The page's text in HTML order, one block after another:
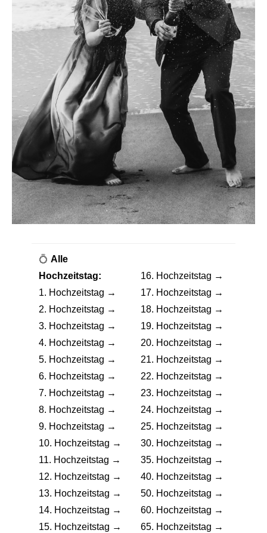
💍 Alle
Hochzeitstag:
1. Hochzeitstag →
2. Hochzeitstag →
3. Hochzeitstag →
4. Hochzeitstag →
5. Hochzeitstag →
6. Hochzeitstag →
7. Hochzeitstag →
8. Hochzeitstag →
9. Hochzeitstag →
10. Hochzeitstag →
11. Hochzeitstag →
12. Hochzeitstag →
13. Hochzeitstag →
14. Hochzeitstag →
15. Hochzeitstag →
16. Hochzeitstag →
17. Hochzeitstag →
18. Hochzeitstag →
19. Hochzeitstag →
20. Hochzeitstag →
21. Hochzeitstag →
22. Hochzeitstag →
23. Hochzeitstag →
24. Hochzeitstag →
25. Hochzeitstag →
30. Hochzeitstag →
35. Hochzeitstag →
40. Hochzeitstag →
50. Hochzeitstag →
60. Hochzeitstag →
65. Hochzeitstag →